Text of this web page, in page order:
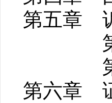
第五章
第一
第二
第六章